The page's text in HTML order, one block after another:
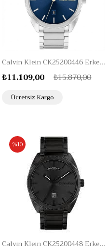
Calvin Klein CK25200446 Erkek Kol Saati
₺11.109,00 ₺15.870,00
Ücretsiz Kargo
Calvin Klein CK25200448 Erkek Kol Saati
%10